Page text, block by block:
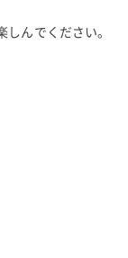
んでください。